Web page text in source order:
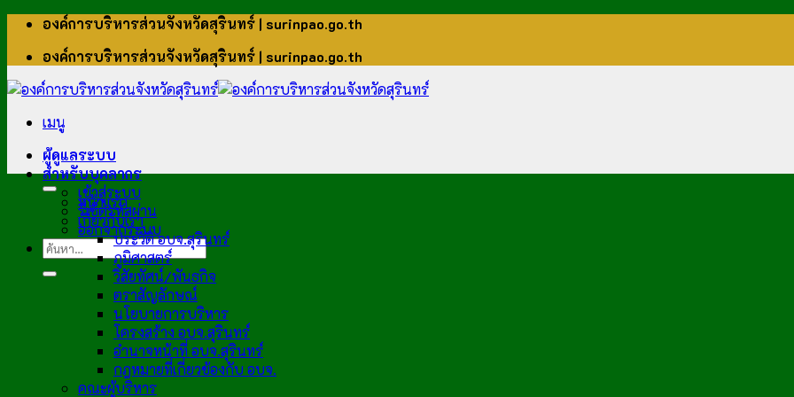
ข้าม
เนื้อหา
องค์การบริหารส่วนจังหวัดสุรินทร์ | surinpao.go.th
องค์การบริหารส่วนจังหวัดสุรินทร์ | surinpao.go.th
เมนู
ผู้ดูแลระบบ
สำหรับบุคลากร
เข้าสู่ระบบ
รีเซ็ตรหัสผ่าน
ออกจากระบบ
หน้าแรก
เกี่ยวกับเรา
ประวัติ อบจ.สุรินทร์
ภูมิศาสตร์
วิสัยทัศน์/พันธกิจ
ตราสัญลักษณ์
นโยบายการบริหาร
โครงสร้าง อบจ.สุรินทร์
อำนาจหน้าที่ อบจ.สุรินทร์
กฎหมายที่เกี่ยวข้องกับ อบจ.
คณะผู้บริหาร